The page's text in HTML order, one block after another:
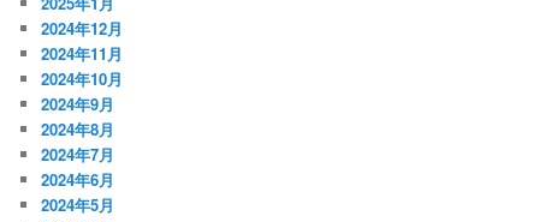
2024年12月
2024年11月
2024年10月
2024年9月
2024年8月
2024年7月
2024年6月
2024年5月